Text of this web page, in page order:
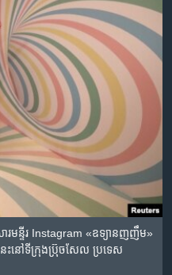
ារ​មន្ទីរ Instagram «ឧទ្យាន​ញញឹម»
ះ​នៅ​ទីក្រុង​ប្រ៊ុចសែល ប្រទេស​